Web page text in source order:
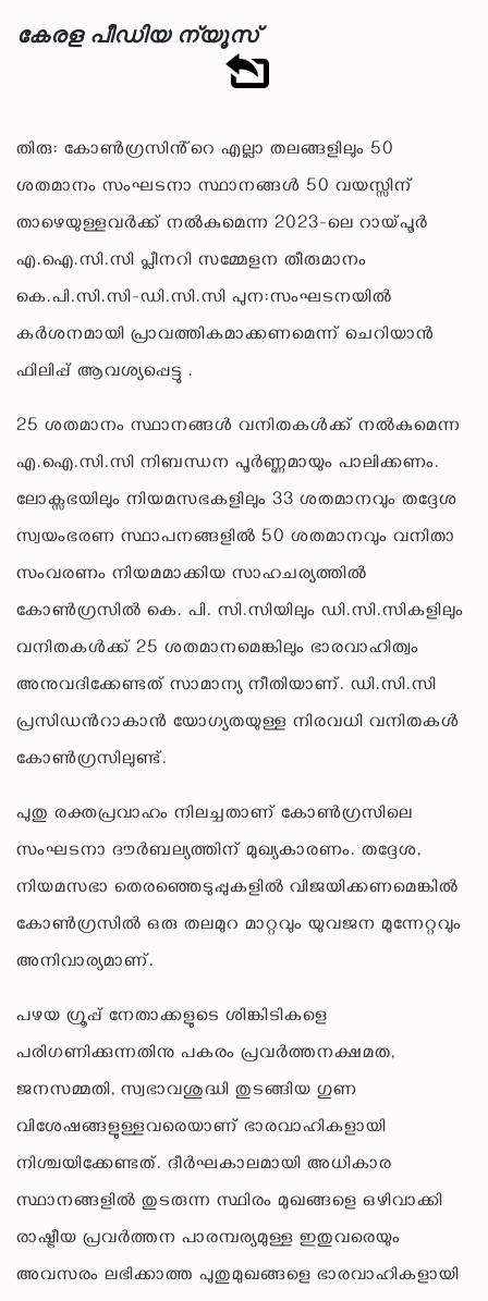
കേരള പീഡിയ ന്യൂസ്
തിരു: കോൺഗ്രസിൻ്റെ എല്ലാ തലങ്ങളിലും 50
ശതമാനം സംഘടനാ സ്ഥാനങ്ങൾ 50 വയസ്സിന്
താഴെയുള്ളവർക്ക് നൽകുമെന്ന 2023-ലെ റായ്പൂർ
എ.ഐ.സി.സി പ്ലീനറി സമ്മേളന തീരുമാനം
കെ.പി.സി.സി-ഡി.സി.സി പുന:സംഘടനയിൽ
കർശനമായി പ്രാവത്തികമാക്കണമെന്ന് ചെറിയാൻ
ഫിലിപ്പ് ആവശ്യപ്പെട്ടു .
25 ശതമാനം സ്ഥാനങ്ങൾ വനിതകൾക്ക് നൽകുമെന്ന
എ.ഐ.സി.സി നിബന്ധന പൂർണ്ണമായും പാലിക്കണം.
ലോക്സഭയിലും നിയമസഭകളിലും 33 ശതമാനവും തദ്ദേശ
സ്വയംഭരണ സ്ഥാപനങ്ങളിൽ 50 ശതമാനവും വനിതാ
സംവരണം നിയമമാക്കിയ സാഹചര്യത്തിൽ
കോൺഗ്രസിൽ കെ. പി. സി.സിയിലും ഡി.സി.സികളിലും
വനിതകൾക്ക് 25 ശതമാനമെങ്കിലും ഭാരവാഹിത്വം
അനുവദിക്കേണ്ടത് സാമാന്യ നീതിയാണ്. ഡി.സി.സി
പ്രസിഡൻറാകാൻ യോഗ്യതയുള്ള നിരവധി വനിതകൾ
കോൺഗ്രസിലുണ്ട്.
പുതു രക്തപ്രവാഹം നിലച്ചതാണ് കോൺഗ്രസിലെ
സംഘടനാ ദൗർബല്യത്തിന് മുഖ്യകാരണം. തദ്ദേശ,
നിയമസഭാ തെരഞ്ഞെടുപ്പുകളിൽ വിജയിക്കണമെങ്കിൽ
കോൺഗ്രസിൽ ഒരു തലമുറ മാറ്റവും യുവജന മുന്നേറ്റവും
അനിവാര്യമാണ്.
പഴയ ഗ്രൂപ്പ് നേതാക്കളുടെ ശിങ്കിടികളെ
പരിഗണിക്കുന്നതിനു പകരം പ്രവർത്തനക്ഷമത,
ജനസമ്മതി, സ്വഭാവശുദ്ധി തുടങ്ങിയ ഗുണ
വിശേഷങ്ങളുള്ളവരെയാണ് ഭാരവാഹികളായി
നിശ്ചയിക്കേണ്ടത്. ദീർഘകാലമായി അധികാര
സ്ഥാനങ്ങളിൽ തുടരുന്ന സ്ഥിരം മുഖങ്ങളെ ഒഴിവാക്കി
രാഷ്ട്രീയ പ്രവർത്തന പാരമ്പര്യമുള്ള ഇതുവരെയും
അവസരം ലഭിക്കാത്ത പുതുമുഖങ്ങളെ ഭാരവാഹികളായി